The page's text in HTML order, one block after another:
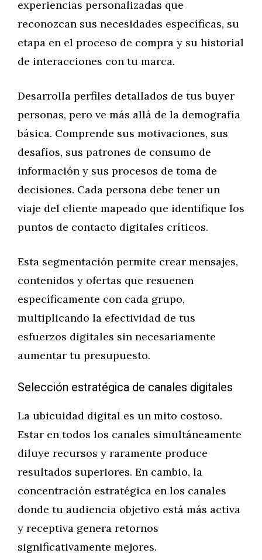
experiencias personalizadas que
reconozcan sus necesidades específicas, su
etapa en el proceso de compra y su historial
de interacciones con tu marca.
Desarrolla perfiles detallados de tus buyer
personas, pero ve más allá de la demografía
básica. Comprende sus motivaciones, sus
desafíos, sus patrones de consumo de
información y sus procesos de toma de
decisiones. Cada persona debe tener un
viaje del cliente mapeado que identifique los
puntos de contacto digitales críticos.
Esta segmentación permite crear mensajes,
contenidos y ofertas que resuenen
específicamente con cada grupo,
multiplicando la efectividad de tus
esfuerzos digitales sin necesariamente
aumentar tu presupuesto.
Selección estratégica de canales digitales
La ubicuidad digital es un mito costoso.
Estar en todos los canales simultáneamente
diluye recursos y raramente produce
resultados superiores. En cambio, la
concentración estratégica en los canales
donde tu audiencia objetivo está más activa
y receptiva genera retornos
significativamente mejores.